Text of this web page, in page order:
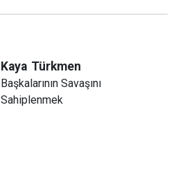
Kaya Türkmen
Başkalarının Savaşını
Sahiplenmek